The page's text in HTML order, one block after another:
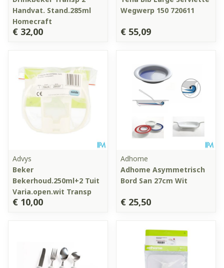
Handvat. Stand.285ml
Homecraft
€ 32,00
Wegwerp 150 720611
€ 55,09
Advys
Beker
Bekerhoud.250ml+2 Tuit
Varia.open.wit Transp
€ 10,00
Adhome
Adhome Asymmetrisch
Bord San 27cm Wit
€ 25,50